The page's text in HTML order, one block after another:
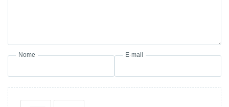
Nome E-mail